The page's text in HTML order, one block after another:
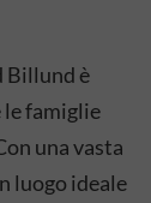
Billund è
le famiglie
una vasta
luogo ideale